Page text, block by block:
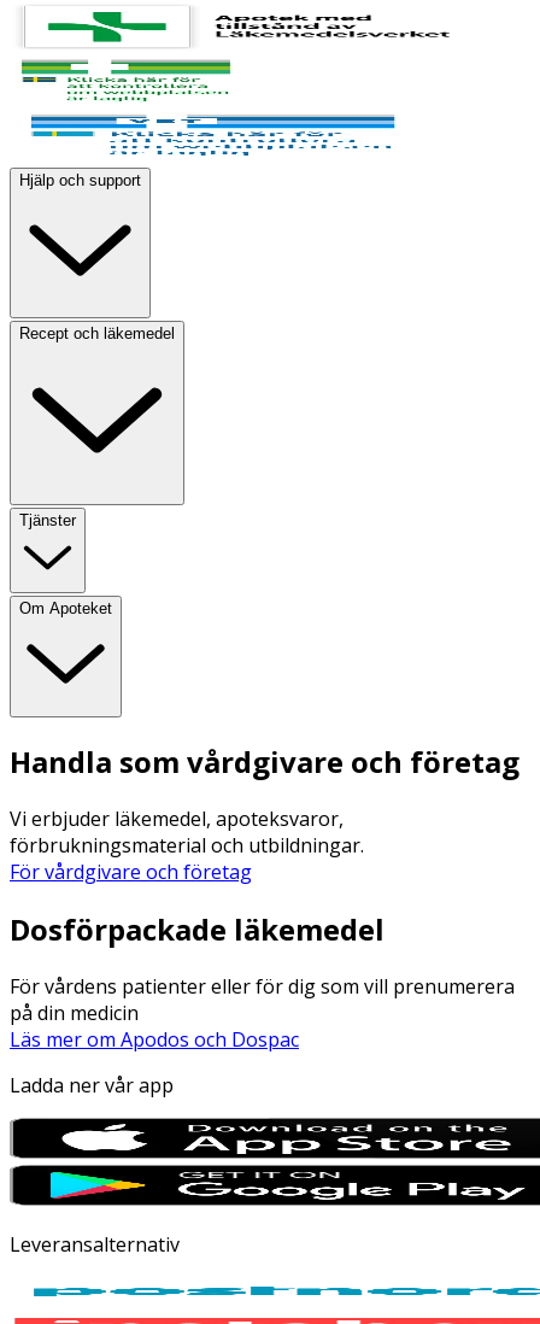
Hjälp och support
Recept och läkemedel
Tjänster
Om Apoteket
Handla som vårdgivare och företag
Vi erbjuder läkemedel, apoteksvaror,
förbrukningsmaterial och utbildningar.
För vårdgivare och företag
Dosförpackade läkemedel
För vårdens patienter eller för dig som vill prenumerera
på din medicin
Läs mer om Apodos och Dospac
Ladda ner vår app
Leveransalternativ